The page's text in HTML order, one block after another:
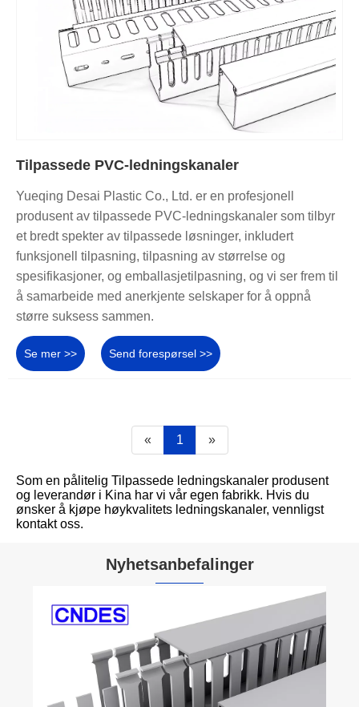
Tilpassede PVC-ledningskanaler
Yueqing Desai Plastic Co., Ltd. er en profesjonell
produsent av tilpassede PVC-ledningskanaler som tilbyr
et bredt spekter av tilpassede løsninger, inkludert
funksjonell tilpasning, tilpasning av størrelse og
spesifikasjoner, og emballasjetilpasning, og vi ser frem til
å samarbeide med anerkjente selskaper for å oppnå
større suksess sammen.
Se mer >> Send forespørsel >>
« 1 »
Som en pålitelig Tilpassede ledningskanaler produsent
og leverandør i Kina har vi vår egen fabrikk. Hvis du
ønsker å kjøpe høykvalitets ledningskanaler, vennligst
kontakt oss.
Nyhetsanbefalinger
Hva er en fullstendig lukket
hvorfor er den avgjørende for
organiserte og høyytelses
systemer
Se mer >>